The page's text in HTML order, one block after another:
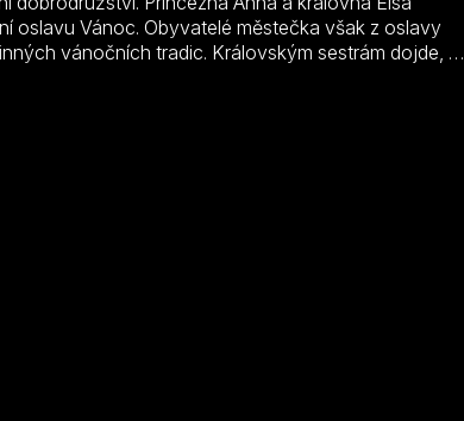
oslavu Vánoc. Obyvatelé městečka však z oslavy
vánočních tradic. Královským sestrám dojde, že
Olaf se Svenem vypraví na cestu skrz naskrz